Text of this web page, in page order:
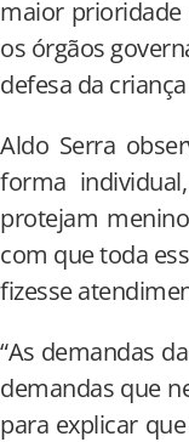
maior
os órgãos
defesa da
Aldo Serra
forma
protejam
com que toda
fizesse
“As demandas
demandas que
para explicar